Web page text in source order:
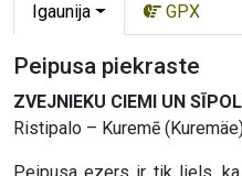
Igaunija GPX
Peipusa piekraste
ZVEJNIEKU CIEMI UN
Ristipalo – Kuremē